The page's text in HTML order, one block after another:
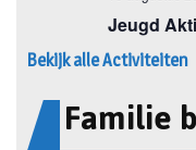
Bekijk alle Activiteiten
Familie